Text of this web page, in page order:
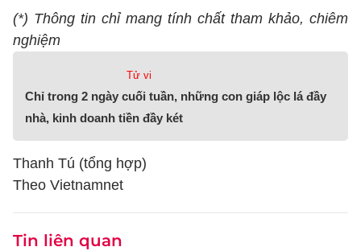
(*) Thông tin chỉ mang tính chất tham khảo, chiêm
nghiệm
Tử vi
Chỉ trong 2 ngày cuối tuần, những con giáp lộc lá đầy
nhà, kinh doanh tiền đầy két
Thanh Tú (tổng hợp)
Theo Vietnamnet
Tin liên quan